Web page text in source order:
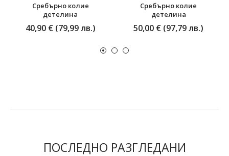
Сребърно колие
детелина
40,90 € (79,99 лв.)
Сребърно колие
детелина
50,00 € (97,79 лв.)
ПОСЛЕДНО РАЗГЛЕДАНИ